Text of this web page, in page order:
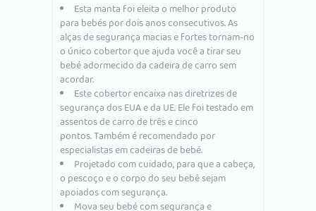
Esta manta foi eleita o melhor produto
para bebés por dois anos consecutivos. As
alças de segurança macias e fortes tornam-no
o único cobertor que ajuda você a tirar seu
bebé adormecido da cadeira de carro sem
acordar.
Este cobertor encaixa nas diretrizes de
segurança dos EUA e da UE. Ele foi testado em
assentos de carro de três e cinco
pontos. Também é recomendado por
especialistas em cadeiras de bebé.
Projetado com cuidado, para que a cabeça,
o pescoço e o corpo do seu bebê sejam
apoiados com segurança.
Mova seu bebé com segurança e